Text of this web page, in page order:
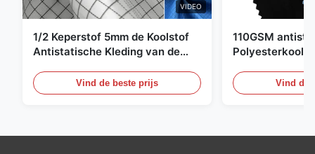
VIDEO
1/2 Keperstof 5mm de Koolstof
Antistatische Kleding van de
Vind de beste prijs
110GSM
Vind de